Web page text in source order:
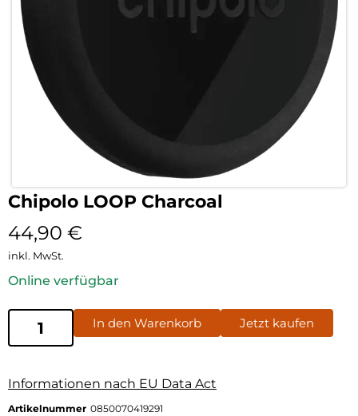
Chipolo LOOP Charcoal
44,90 €
inkl. MwSt.
Online verfügbar
In den Warenkorb Jetzt kaufen
Informationen nach EU Data Act
Artikelnummer 0850070419291